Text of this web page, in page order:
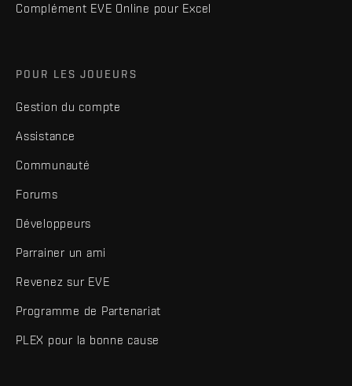
Complément EVE Online pour Excel
POUR LES JOUEURS
Gestion du compte
Assistance
Communauté
Forums
Développeurs
Parrainer un ami
Revenez sur EVE
Programme de Partenariat
PLEX pour la bonne cause